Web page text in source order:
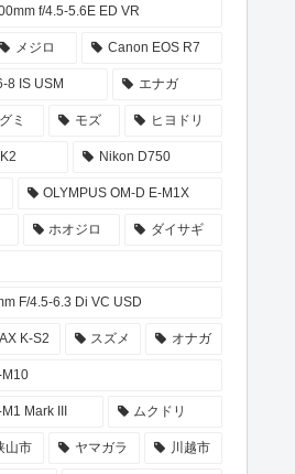
f/4.5-5.6E ED VR
メジロ Canon EOS R7
8 IS USM エナガ
ミ モズ ヒヨドリ
Nikon D750
OLYMPUS OM-D E-M1X
ホオジロ ダイサギ
F/4.5-6.3 Di VC USD
K-S2 スズメ オナガ
M10
Mark III ムクドリ
山市 ヤマガラ 川越市